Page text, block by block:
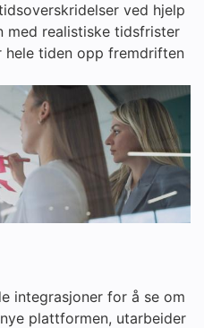
ved hjelp
med realistiske tidsfrister
tiden opp fremdriften
integrasjoner for å se om
plattformen, utarbeider